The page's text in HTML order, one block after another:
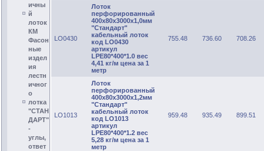
ичны
й
лоток
КМ
Фасон
ные
издел
ия
лестн
ичног
о
лотка
"СТАН
ДАРТ"
-
углы,
ответ
LO0430
Лоток
перфорированный
400х80х3000х1,0мм
"Стандарт"
кабельный лоток
код LO0430
артикул
LPE80*400*1.0 вес
4,41 кг/м цена за 1
метр
755.48 736.60 708.26
LO1013
Лоток
перфорированный
400х80х3000х1,2мм
"Стандарт"
кабельный лоток
код LO1013
артикул
LPE80*400*1.2 вес
5,28 кг/м цена за 1
метр
959.48 935.49 899.51